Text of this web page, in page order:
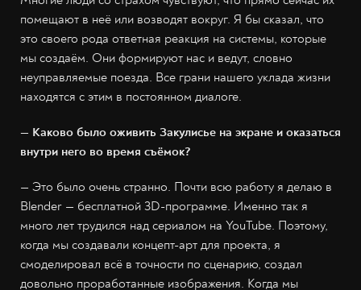
помещают в неё или возводят вокруг. Я бы сказал, что
это своего рода ответная реакция на системы, которые
мы создаём. Они формируют нас и ведут, словно
неуправляемые поезда. Все грани нашего уклада жизни
находятся с этим в постоянном диалоге.
— Каково было оживить Закулисье на экране и оказаться
внутри него во время съёмок?
— Это было очень странно. Почти всю работу я делаю в
Blender — бесплатной 3D-программе. Именно так я
много лет трудился над сериалом на YouTube. Поэтому,
когда мы создавали концепт-арт для проекта, я
смоделировал всё в точности по сценарию, создал
довольно проработанные изображения. Когда мы